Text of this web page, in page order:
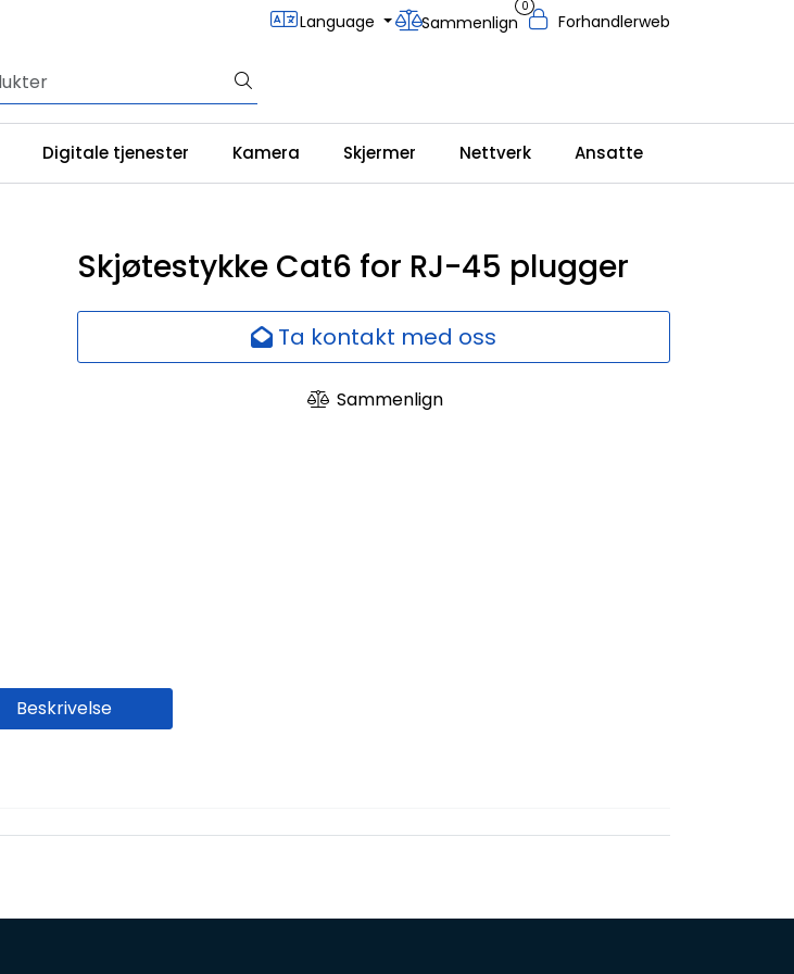
Language Sammenlign
0
Forhandlerweb
Digitale tjenester Kamera Skjermer Nettverk Ansatte
Skjøtestykke Cat6 for RJ-45 plugger
Ta kontakt med oss
Sammenlign
Beskrivelse